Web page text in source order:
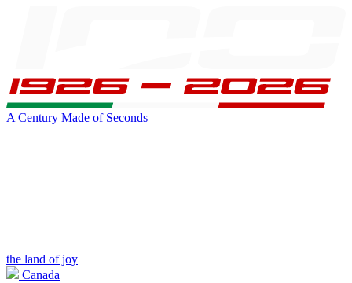
A Century Made of Seconds
the land of joy
Canada